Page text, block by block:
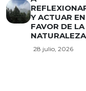
Y ACTUAR EN
FAVOR DE LA
NATURALEZA
28 julio, 2026